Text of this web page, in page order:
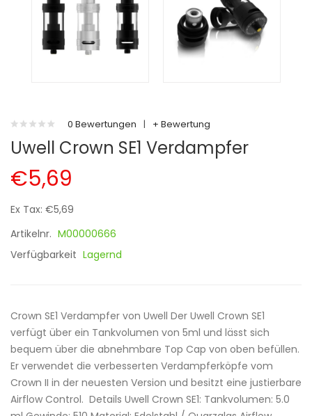
0 Bewertungen | + Bewertung
Uwell Crown SE1 Verdampfer
€5,69
Ex Tax: €5,69
Artikelnr. M00000666
Verfügbarkeit Lagernd
Crown SE1 Verdampfer von Uwell Der Uwell Crown SE1
verfügt über ein Tankvolumen von 5ml und lässt sich
bequem über die abnehmbare Top Cap von oben befüllen.
Er verwendet die verbesserten Verdampferköpfe vom
Crown II in der neuesten Version und besitzt eine justierbare
Airflow Control. Details Uwell Crown SE1: Tankvolumen: 5.0